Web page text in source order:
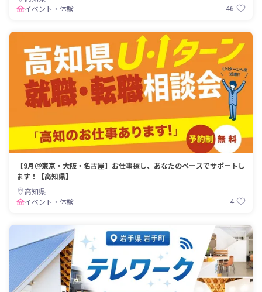
イベント・体験
46
【9月＠東京・大阪・名古屋】お仕事探し、あなたのペースでサポートし
ます！【高知県】
高知県
イベント・体験
4